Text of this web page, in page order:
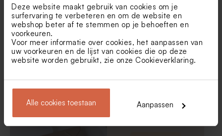
Deze website maakt gebruik van cookies om je
surfervaring te verbeteren en om de website en
webshop beter af te stemmen op je behoeften en
voorkeuren.
Voor meer informatie over cookies, het aanpassen van
uw voorkeuren en de lijst van cookies die op deze
website worden gebruikt, zie onze Cookieverklaring.
Alle cookies toestaan Aanpassen
deksel gelaserd
Staand geboortekaartje met
Geboortekaartje met